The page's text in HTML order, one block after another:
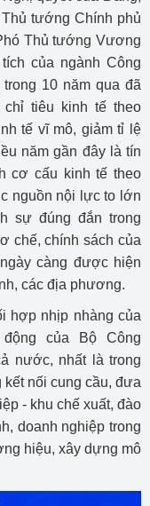
tướng Chính phủ
Thủ tướng Vương
của ngành Công
10 năm qua đã
chỉ tiêu kinh tế theo
tế vĩ mô, giảm tỉ lệ
năm gần đây là tín
cơ cấu kinh tế theo
nguồn nội lực to lớn
sự đúng đắn trong
chế, chính sách của
càng được hiện
các địa phương.
hợp nhịp nhàng của
của Bộ Công
nước, nhất là trong
kết nối cung cầu, đưa
- khu chế xuất, đào
doanh nghiệp trong
hiệu, xây dựng mô